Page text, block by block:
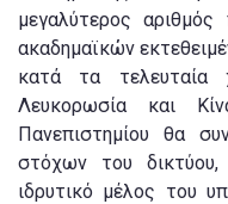
μεγαλύτερος
ακαδημαϊκών
κατά τα τελευταία
Λευκορωσία και
Πανεπιστημίου θα
στόχων του δικτύου,
ιδρυτικό μέλος του